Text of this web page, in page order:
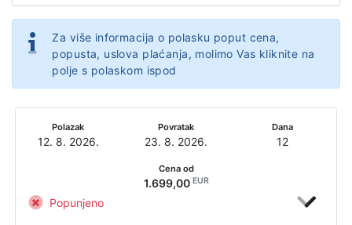
Za više informacija o polasku poput cena,
popusta, uslova plaćanja, molimo Vas kliknite na
polje s polaskom ispod
Polazak
12. 8. 2026.
Povratak
23. 8. 2026.
Dana
12
Popunjeno
Cena od
1.699,00 EUR